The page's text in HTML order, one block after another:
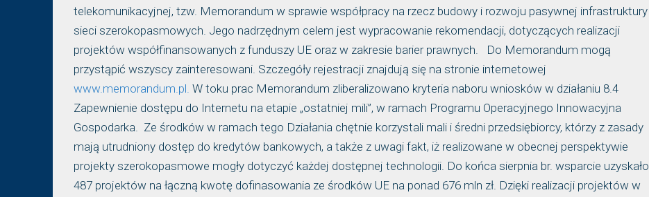
telekomunikacyjnej, tzw. Memorandum w sprawie współpracy na rzecz budowy i rozwoju pasywnej infrastruktury
sieci szerokopasmowych. Jego nadrzędnym celem jest wypracowanie rekomendacji, dotyczących realizacji
projektów współfinansowanych z funduszy UE oraz w zakresie barier prawnych. Do Memorandum mogą
przystąpić wszyscy zainteresowani. Szczegóły rejestracji znajdują się na stronie internetowej
www.memorandum.pl. W toku prac Memorandum zliberalizowano kryteria naboru wniosków w działaniu 8.4
Zapewnienie dostępu do Internetu na etapie „ostatniej mili”, w ramach Programu Operacyjnego Innowacyjna
Gospodarka. Ze środków w ramach tego Działania chętnie korzystali mali i średni przedsiębiorcy, którzy z zasady
mają utrudniony dostęp do kredytów bankowych, a także z uwagi fakt, iż realizowane w obecnej perspektywie
projekty szerokopasmowe mogły dotyczyć każdej dostępnej technologii. Do końca sierpnia br. wsparcie uzyskało
487 projektów na łączną kwotę dofinasowania ze środków UE na ponad 676 mln zł. Dzięki realizacji projektów w